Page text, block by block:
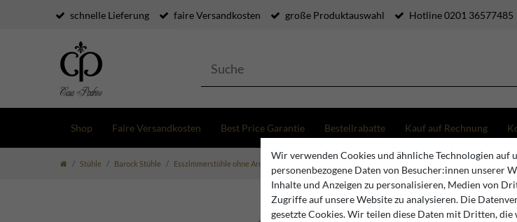
schnelle Lieferung faire Versandkosten große Produktauswahl Hotline 0201 36577485
Shop Faire Versandkosten Best Price Garantie Bestellrabatte Kauf auf Rechnung
Stühle Barock Stühle Esszimmerstühle ohne Armlehne
Wir verwenden Cookies und ähnliche Technologien auf
personenbezogene Daten von Besucher:innen unserer
Inhalte und Anzeigen zu personalisieren, Medien von
Zugriffe auf unsere Website zu analysieren. Die
gesetzte Cookies. Wir teilen diese Daten mit Dritten,